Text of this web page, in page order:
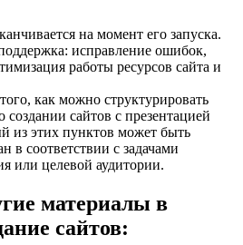
на момент его запуска.
исправление ошибок,
работы ресурсов сайта и
как можно структурировать
сайтов с презентацией
из этих пунктов может быть
в соответствии с задачами
или целевой аудитории.
материалы в
сайтов: